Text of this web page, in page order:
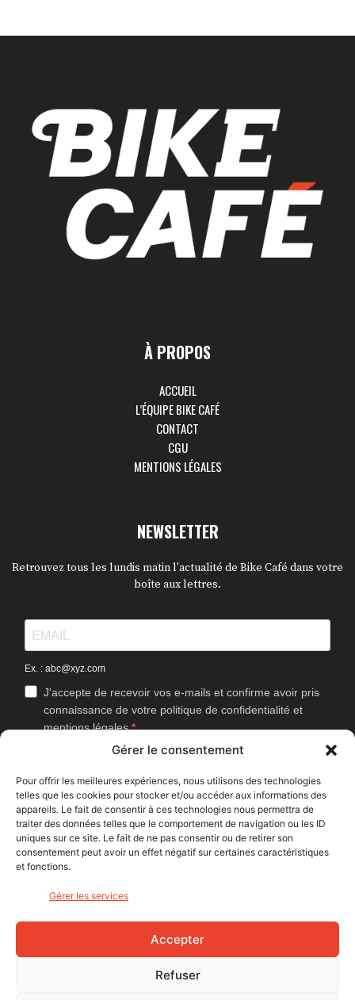
Gérer le consentement
Pour offrir les meilleures expériences, nous utilisons des technologies
telles que les cookies pour stocker et/ou accéder aux informations des
appareils. Le fait de consentir à ces technologies nous permettra de
traiter des données telles que le comportement de navigation ou les ID
uniques sur ce site. Le fait de ne pas consentir ou de retirer son
consentement peut avoir un effet négatif sur certaines caractéristiques
et fonctions.
Gérer les services
Accepter
Refuser
À PROPOS
ACCUEIL
L’ÉQUIPE BIKE CAFÉ
CONTACT
CGU
MENTIONS LÉGALES
NEWSLETTER
Retrouvez tous les lundis matin l'actualité de Bike Café dans votre
boîte aux lettres.
Ex. : abc@xyz.com
J'accepte de recevoir vos e-mails et confirme avoir pris
connaissance de votre politique de confidentialité et
mentions légales.
Vous pouvez vous désinscrire à tout moment en cliquant sur le lien
J'accepte que Bike Café mesure l'ouverture des
newsletters afin d'améliorer les contenus proposés.
S'INSCRIRE
NOUS SUIVRE